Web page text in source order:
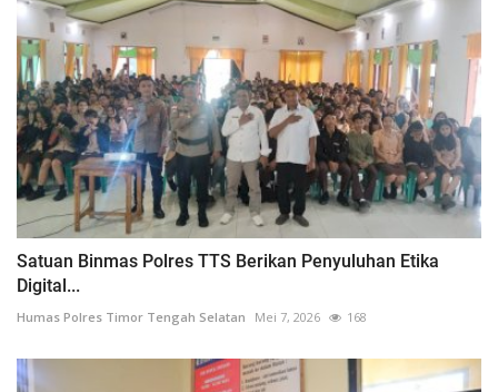
Satuan Binmas Polres TTS Berikan Penyuluhan Etika
Digital...
Humas Polres Timor Tengah Selatan Mei 7, 2026 168